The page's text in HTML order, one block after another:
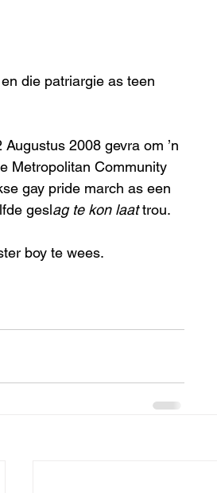
die patriargie as teen
2008 gevra om ’n
Metropolitan Community
gay pride march as een
geslag te kon laat trou.
boy te wees.